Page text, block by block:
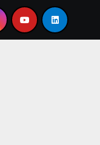
Chiquitina